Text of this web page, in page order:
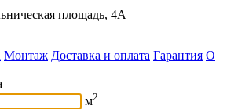
площадь, 4А
Монтаж Доставка и оплата Гарантия О
м2